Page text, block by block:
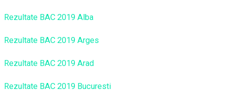
Rezultate BAC 2019 Alba
Rezultate BAC 2019 Arges
Rezultate BAC 2019 Arad
Rezultate BAC 2019 Bucuresti